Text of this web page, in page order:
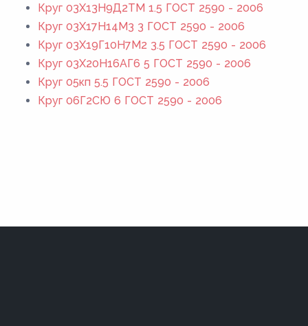
Круг 03Х13Н9Д2ТМ 1.5 ГОСТ 2590 - 2006
Круг 03Х17Н14М3 3 ГОСТ 2590 - 2006
Круг 03Х19Г10Н7М2 3.5 ГОСТ 2590 - 2006
Круг 03Х20Н16АГ6 5 ГОСТ 2590 - 2006
Круг 05кп 5.5 ГОСТ 2590 - 2006
Круг 06Г2СЮ 6 ГОСТ 2590 - 2006